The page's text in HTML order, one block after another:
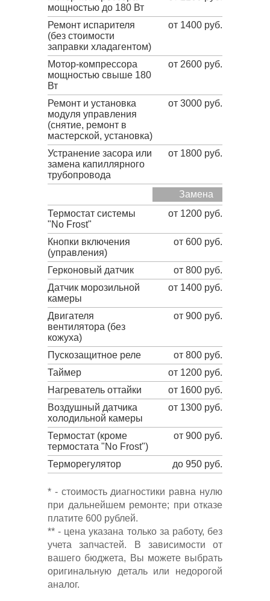
мощностью до 180 Вт
Ремонт испарителя
(без стоимости
заправки хладагентом)
от 1400 руб.
Мотор-компрессора
мощностью свыше 180
Вт
от 2600 руб.
Ремонт и установка
модуля управления
(снятие, ремонт в
мастерской, установка)
от 3000 руб.
Устранение засора или
замена капиллярного
трубопровода
от 1800 руб.
Замена
Термостат системы
"No Frost"
от 1200 руб.
Кнопки включения
(управления)
от 600 руб.
Герконовый датчик
от 800 руб.
Датчик морозильной
камеры
от 1400 руб.
Двигателя
вентилятора (без
кожуха)
от 900 руб.
Пускозащитное реле
от 800 руб.
Таймер
от 1200 руб.
Нагреватель оттайки
от 1600 руб.
Воздушный датчика
холодильной камеры
от 1300 руб.
Термостат (кроме
термостата "No Frost")
от 900 руб.
Терморегулятор до 950 руб.
* - стоимость диагностики равна нулю
при дальнейшем ремонте; при отказе
платите 600 рублей.
** - цена указана только за работу, без
учета запчастей. В зависимости от
вашего бюджета, Вы можете выбрать
оригинальную деталь или недорогой
аналог.